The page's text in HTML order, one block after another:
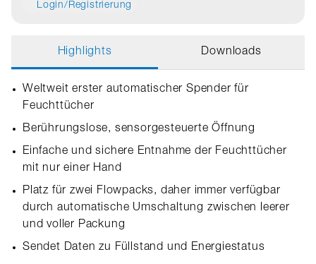
Login/Registrierung
Highlights Downloads
Weltweit erster automatischer Spender für
Feuchttücher
Berührungslose, sensorgesteuerte Öffnung
Einfache und sichere Entnahme der Feuchttücher
mit nur einer Hand
Platz für zwei Flowpacks, daher immer verfügbar
durch automatische Umschaltung zwischen leerer
und voller Packung
Sendet Daten zu Füllstand und Energiestatus